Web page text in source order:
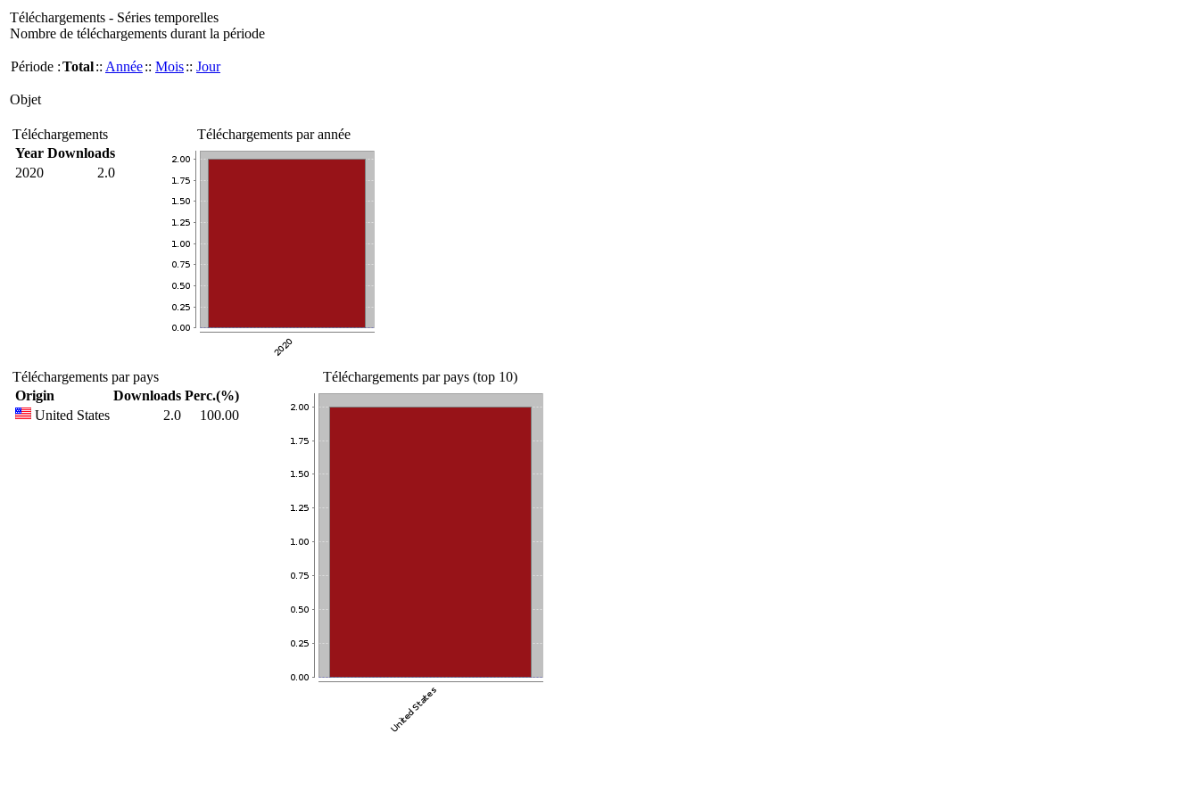
Téléchargements - Séries temporelles
Nombre de téléchargements durant la période
Période :Total:: Année:: Mois:: Jour
Objet
Téléchargements
Year Downloads
2020
2.0
Téléchargements par année
Téléchargements par pays
Origin
Downloads Perc.(%)
United States
2.0 100.00
Téléchargements par pays (top 10)